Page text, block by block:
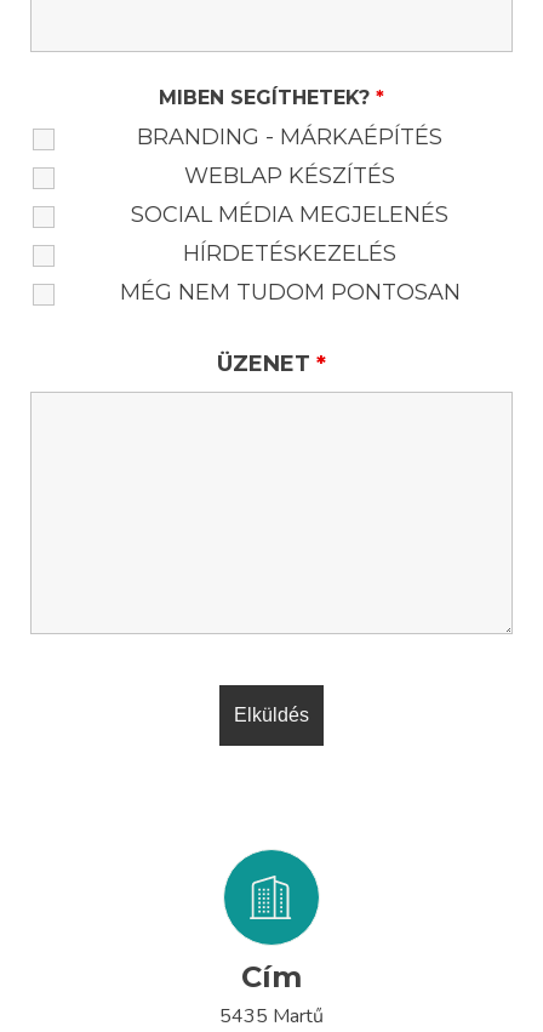
MIBEN SEGÍTHETEK? *
BRANDING - MÁRKAÉPÍTÉS
WEBLAP KÉSZÍTÉS
SOCIAL MÉDIA MEGJELENÉS
HÍRDETÉSKEZELÉS
MÉG NEM TUDOM PONTOSAN
ÜZENET *
Cím
5435 Martű